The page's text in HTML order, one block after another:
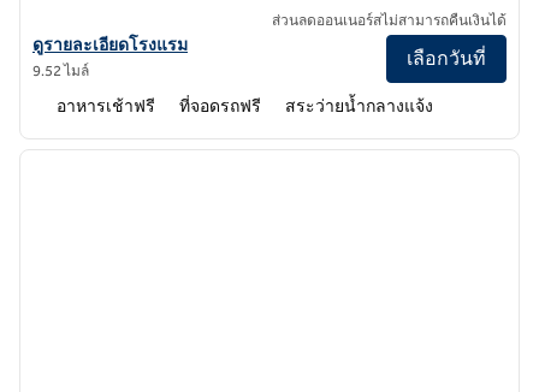
ดูรายละเอียดโรงแรมสําหรับ Hampton Inn & Suites Jacksonville
ดูรายละเอียดโรงแรม
9.52 ไมล์
ส่วนลดออนเนอร์สไม่สามารถคืนเงินได้
เลือกวันที่
อาหารเช้าฟรี ที่จอดรถฟรี สระว่ายน้ำกลางแจ้ง
1 จาก 12
ภาพถั